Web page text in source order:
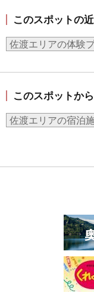
このスポットの
佐渡エリアの体験
このスポットか
佐渡エリアの宿泊